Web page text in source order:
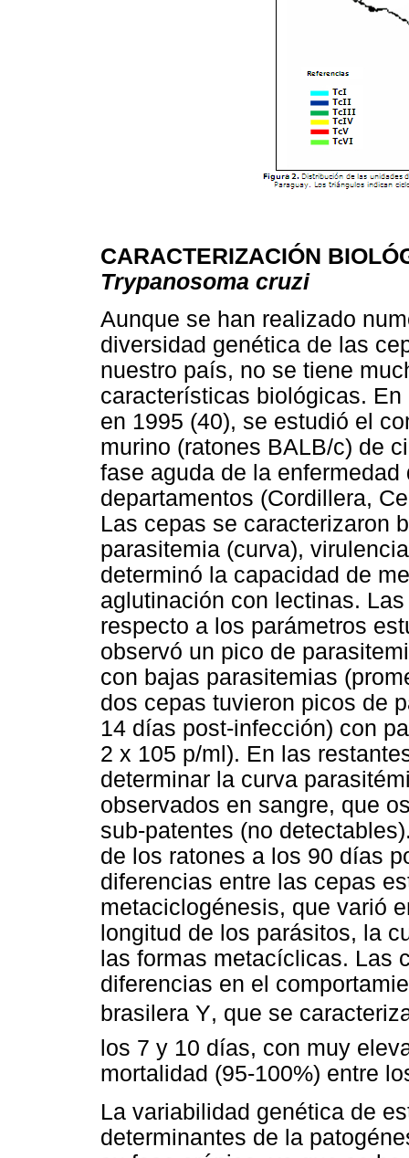
CARACTERIZACIÓN
Trypanosoma cruzi
Aunque se han realizado
diversidad genética de las
nuestro país, no se tiene
características biológicas.
en 1995 (40), se estudió el
murino (ratones BALB/c) de
fase aguda de la
departamentos (Cordillera,
Las cepas se caracterizaron
parasitemia (curva),
determinó la capacidad de
aglutinación con lectinas.
respecto a los parámetros
observó un pico de
con bajas parasitemias
dos cepas tuvieron picos de
14 días post-infección) con
2 x 105 p/ml). En las
determinar la curva
observados en sangre, que
sub-patentes (no
de los ratones a los 90 días
diferencias entre las cepas
metaciclogénesis, que varió
longitud de los parásitos, la
las formas metacíclicas. Las
diferencias en el
brasilera Y, que se
los 7 y 10 días, con muy
mortalidad (95-100%) entre
La variabilidad genética de
determinantes de la